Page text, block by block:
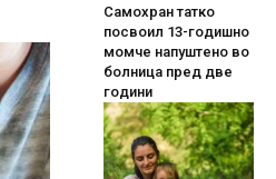
Самохран татко
посвоил 13-годишно
момче напуштено во
болница пред две
години